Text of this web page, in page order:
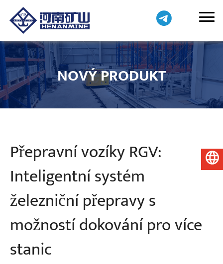
NOVÝ PRODUKT
Přepravní vozíky RGV:
Inteligentní systém
železniční přepravy s
možností dokování pro více
stanic
Čeština